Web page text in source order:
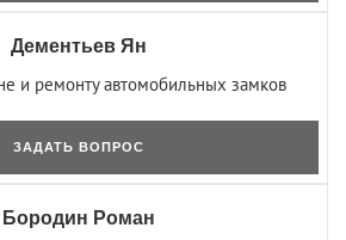
Дементьев Ян
и ремонту автомобильных замков
ЗАДАТЬ ВОПРОС
Бородин Роман